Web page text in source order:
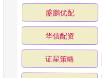
盛鹏优配
华信配资
证星策略